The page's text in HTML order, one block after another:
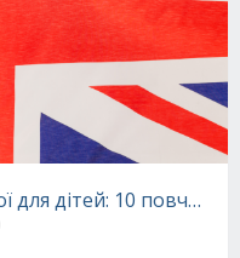
для дітей: 10